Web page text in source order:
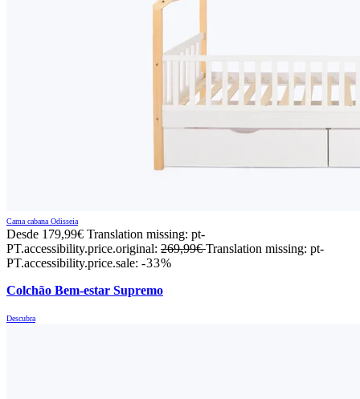
Cama cabana Odisseia
Desde 179,99€ Translation missing: pt-
PT.accessibility.price.original: 269,99€Translation missing: pt-
PT.accessibility.price.sale: -33%
Colchão Bem-estar Supremo
Descubra